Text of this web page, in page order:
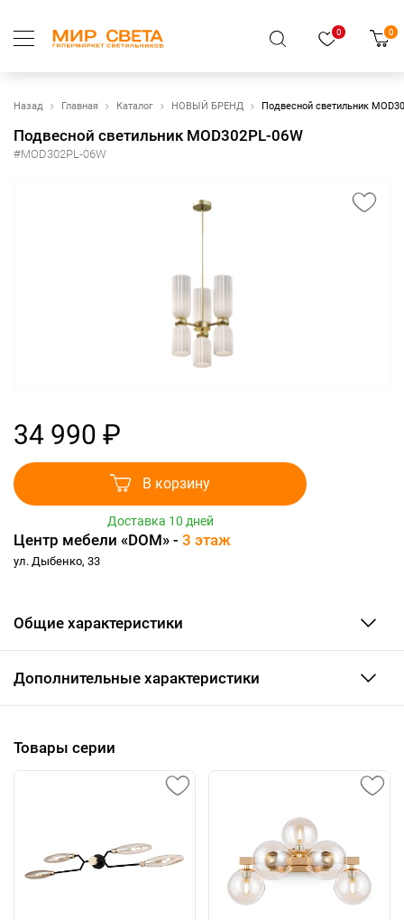
0 0
Назад Главная Каталог НОВЫЙ БРЕНД Подвесной светильник
Подвесной светильник MOD302PL-06W
#MOD302PL-06W
34 990 ₽
В корзину
Доставка 10 дней
Центр мебели «DOM» - 3 этаж
ул. Дыбенко, 33
Общие характеристики
Дополнительные характеристики
Товары серии